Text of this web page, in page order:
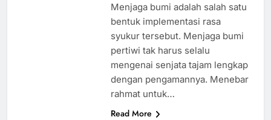
Menjaga bumi adalah salah satu
bentuk implementasi rasa
syukur tersebut. Menjaga bumi
pertiwi tak harus selalu
mengenai senjata tajam lengkap
dengan pengamannya. Menebar
rahmat untuk…
Read More